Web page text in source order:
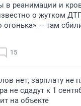
в реанимации и
о жутком
огонька» — там
15
нет, зарплату не
не сдадут к 1
на объекте